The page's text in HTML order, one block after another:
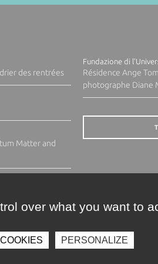
des rentrées
Matter and
Fundazione di
Résidence Ange
photographe Diane
over what you want to
PERSONALIZE